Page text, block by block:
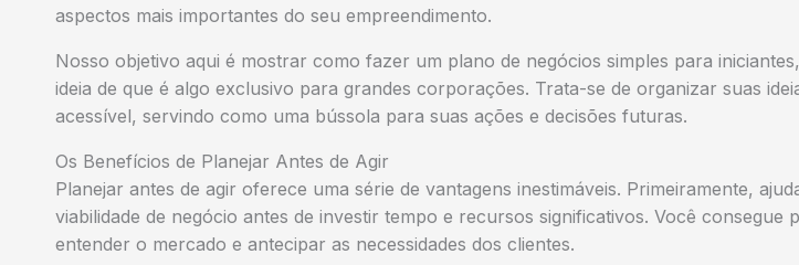
aspectos mais importantes do seu empreendimento.
Nosso objetivo aqui é mostrar como fazer um plano de negócios simples para iniciantes
ideia de que é algo exclusivo para grandes corporações. Trata-se de organizar suas
acessível, servindo como uma bússola para suas ações e decisões futuras.
Os Benefícios de Planejar Antes de Agir
Planejar antes de agir oferece uma série de vantagens inestimáveis. Primeiramente,
viabilidade de negócio antes de investir tempo e recursos significativos. Você consegue
entender o mercado e antecipar as necessidades dos clientes.